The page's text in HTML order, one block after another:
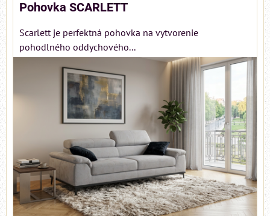
Pohovka SCARLETT
Scarlett je perfektná pohovka na vytvorenie
pohodlného oddychového...